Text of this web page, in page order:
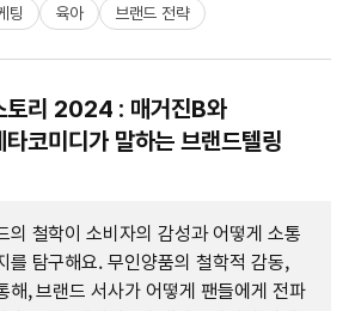
팅 육아 브랜드 전략
토리 2024 : 매거진B와
타코미디가 말하는 브랜드텔링
의 철학이 소비자의 감성과 어떻게 소통
를 탐구해요. 무인양품의 철학적 감동,
해, 브랜드 서사가 어떻게 팬들에게 전파